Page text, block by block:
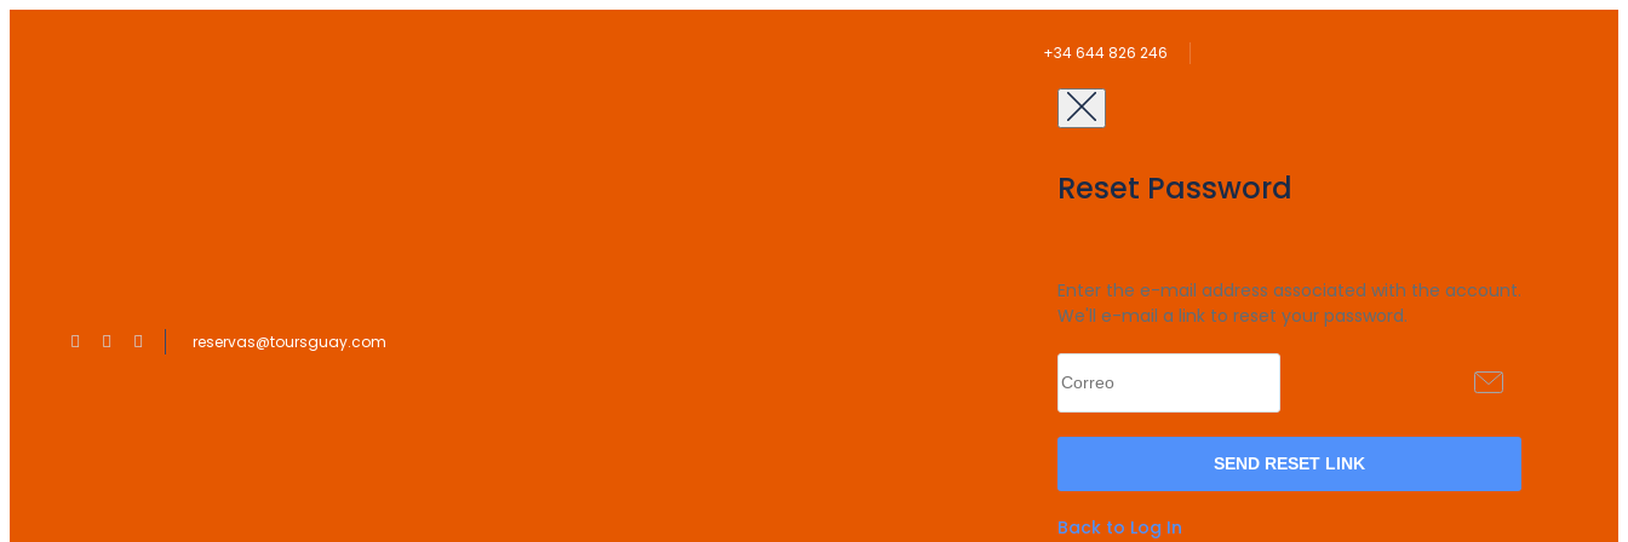
reservas@toursguay.com
+34 644 826 246
Reset Password
Enter the e-mail address associated with the account.
We'll e-mail a link to reset your password.
Back to Log In